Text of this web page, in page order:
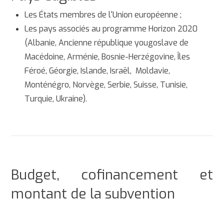
Les États membres de l'Union européenne ;
Les pays associés au programme Horizon 2020
(Albanie, Ancienne république yougoslave de
Macédoine, Arménie, Bosnie-Herzégovine, Îles
Féroé, Géorgie, Islande, Israël, Moldavie,
Monténégro, Norvège, Serbie, Suisse, Tunisie,
Turquie, Ukraine).
Budget, cofinancement et
montant de la subvention